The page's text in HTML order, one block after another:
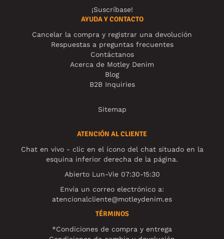
¡Suscríbase!
AYUDA Y CONTACTO
Cancelar la compra y registrar una devolución
Respuestas a preguntas frecuentes
Contáctanos
Acerca de Motley Denim
Blog
B2B Inquiries
Sitemap
ATENCIÓN AL CLIENTE
Chat en vivo - clic en el ícono del chat situado en la
esquina inferior derecha de la página.
Abierto Lun-Vie 07:30-15:30
Envía un correo electrónico a:
atencionalcliente@motleydenim.es
TÉRMINOS
*Condiciones de compra y entrega